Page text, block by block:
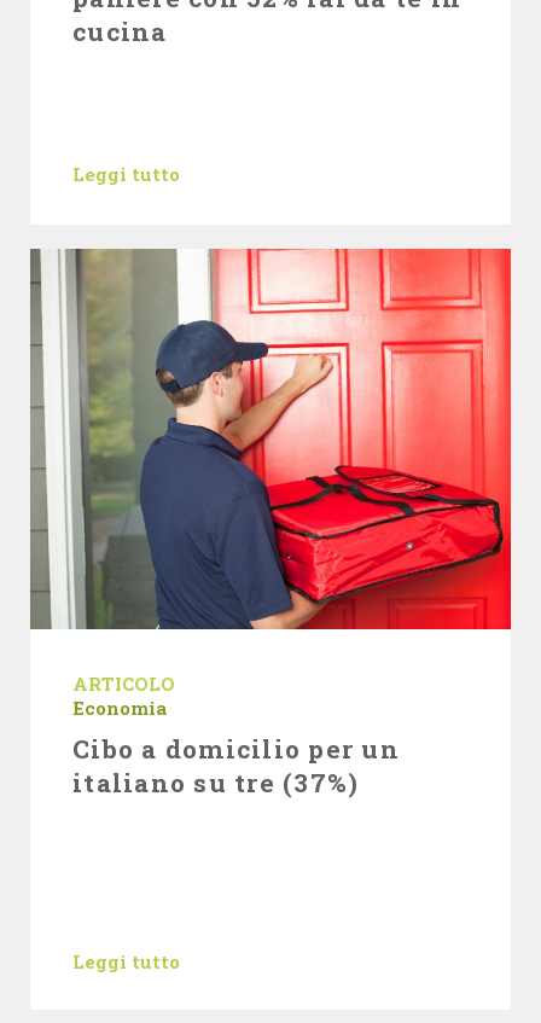
cucina
Leggi tutto
ARTICOLO
Economia
Cibo a domicilio per un
italiano su tre (37%)
Leggi tutto